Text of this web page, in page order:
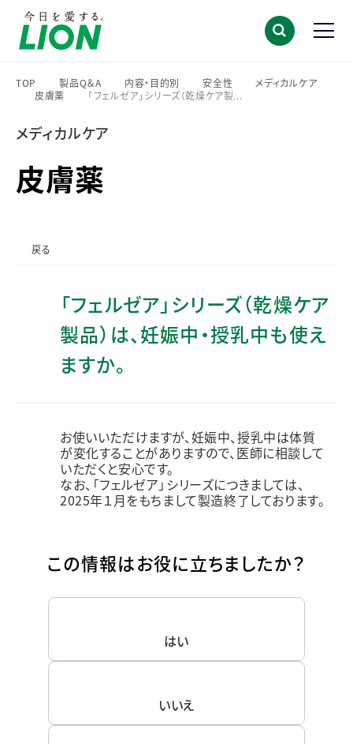
TOP
>
製品Q＆A
>
内容・目的別
>
安全性
メディカルケア
皮膚薬
「フェルゼア」シリーズ（乾燥ケア製...
メディカルケア
皮膚薬
戻る
「フェルゼア」シリーズ（乾燥ケア
製品）は、妊娠中・授乳中も使え
ますか。
お使いいただけますが、妊娠中、授乳中は体質
が変化することがありますので、医師に相談して
いただくと安心です。
なお、「フェルゼア」シリーズにつきましては、
2025年１月をもちまして製造終了しております。
この情報はお役に立ちましたか？
はい
いいえ